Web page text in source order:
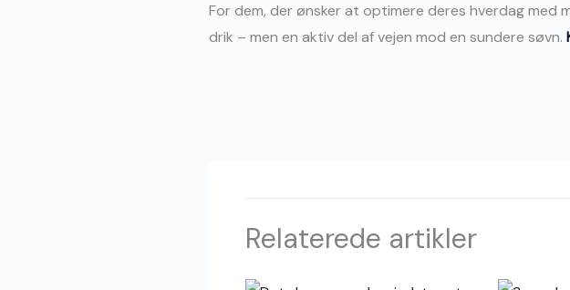
For dem, der ønsker at optimere deres hverdag
drik – men en aktiv del af vejen mod en sundere søvn.
Relaterede artikler